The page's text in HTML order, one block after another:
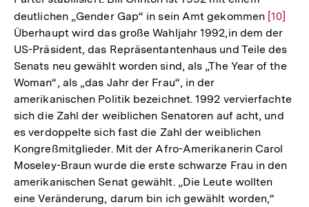
deutlichen „Gender Gap“ in sein Amt gekommen Zur
der
[10]
Überhaupt wird das große Wahljahr 1992,in dem der
US-Präsident, das Repräsentantenhaus und Teile des
Senats neu gewählt worden sind, als „The Year of the
Woman“, als „das Jahr der Frau“, in der
amerikanischen Politik bezeichnet. 1992 vervierfachte
sich die Zahl der weiblichen Senatoren auf acht, und
es verdoppelte sich fast die Zahl der weiblichen
Kongreßmitglieder. Mit der Afro-Amerikanerin Carol
Moseley-Braun wurde die erste schwarze Frau in den
amerikanischen Senat gewählt. „Die Leute wollten
eine Veränderung, darum bin ich gewählt worden,“